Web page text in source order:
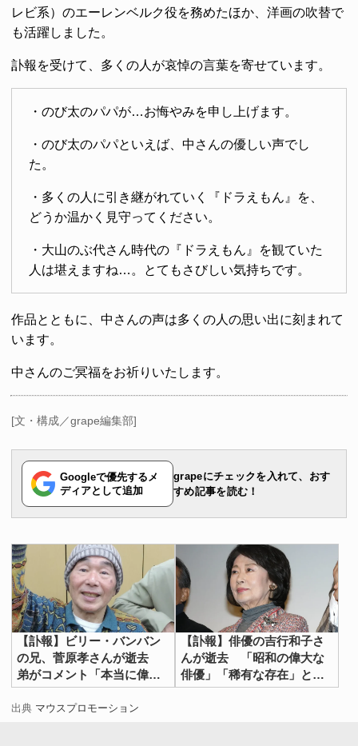
レビ系）のエーレンベルク役を務めたほか、洋画の吹替で
も活躍しました。
訃報を受けて、多くの人が哀悼の言葉を寄せています。
・のび太のパパが…お悔やみを申し上げます。
・のび太のパパといえば、中さんの優しい声でし
た。
・多くの人に引き継がれていく『ドラえもん』を、
どうか温かく見守ってください。
・大山のぶ代さん時代の『ドラえもん』を観ていた
人は堪えますね…。とてもさびしい気持ちです。
作品とともに、中さんの声は多くの人の思い出に刻まれて
います。
中さんのご冥福をお祈りいたします。
[文・構成／grape編集部]
Googleで優先するメ
ディアとして追加
grapeにチェックを入れて、おす
すめ記事を読む！
【訃報】ビリー・バンバン
の兄、菅原孝さんが逝去
弟がコメント「本当に偉大
な兄でした」
【訃報】俳優の吉行和子さ
んが逝去 「昭和の偉大な
俳優」「稀有な存在」と惜
しむ声
出典 マウスプロモーション